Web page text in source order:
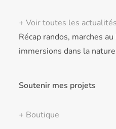
+Voir toutes les actualités
Récap randos, marches
immersions dans la
Soutenir mes projets
+ Boutique